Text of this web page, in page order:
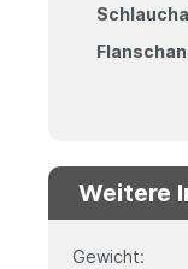
Weitere
Gewicht: